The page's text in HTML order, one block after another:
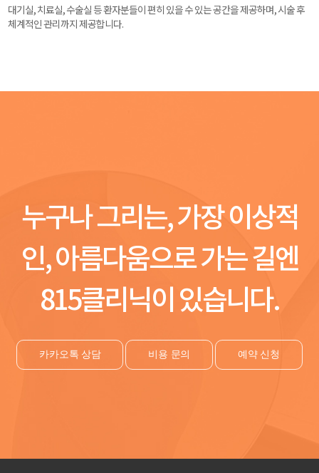
대기실, 치료실, 수술실 등 환자분들이 편히 있을 수 있는 공간을 제공하며, 시술 후
체계적인 관리까지 제공합니다.
누구나 그리는, 가장 이상적
인, 아름다움으로 가는 길엔
815클리닉이 있습니다.
카카오톡 상담 비용 문의 예약 신청